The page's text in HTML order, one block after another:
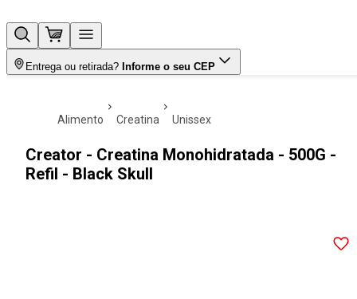
Entrega ou retirada? Informe o seu CEP
alimento creatina unissex
Creator - Creatina Monohidratada - 500G -
Refil - Black Skull